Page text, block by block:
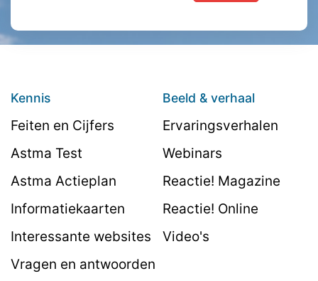
Kennis
Feiten en Cijfers
Astma Test
Astma Actieplan
Informatiekaarten
Interessante websites
Vragen en antwoorden
Beeld & verhaal
Ervaringsverhalen
Webinars
Reactie! Magazine
Reactie! Online
Video's